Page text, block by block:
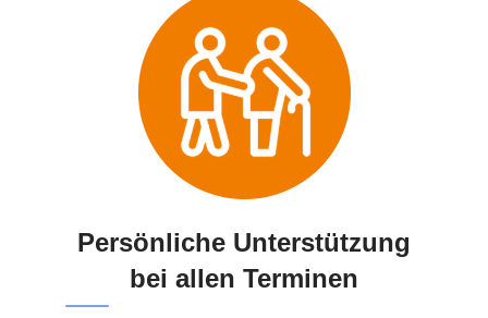
Persönliche Unterstützung
bei allen Terminen